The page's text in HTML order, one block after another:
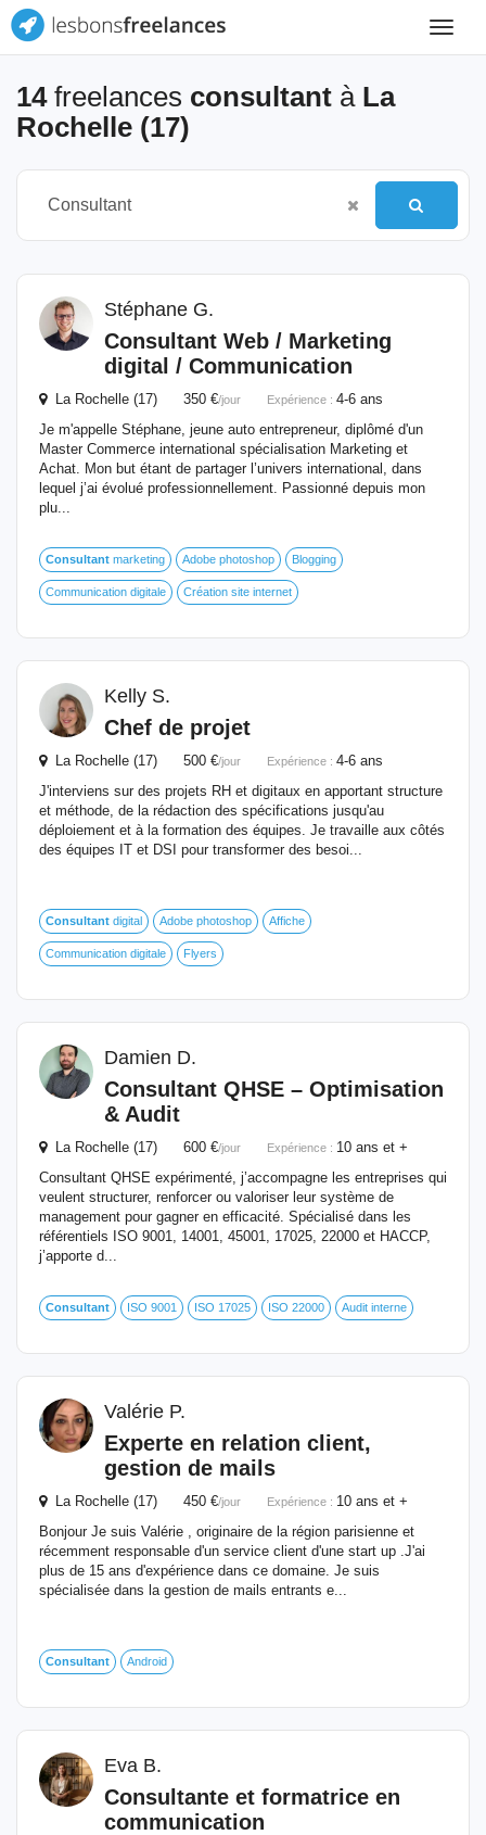
Toggle
14freelances consultant à La
Rochelle (17)
Stéphane G.
Consultant Web / Marketing
digital / Communication
La Rochelle (17) 350 €/jour Expérience : 4-6 ans
Je m'appelle Stéphane, jeune auto entrepreneur, diplômé d'un
Master Commerce international spécialisation Marketing et
Achat. Mon but étant de partager l’univers international, dans
lequel j’ai évolué professionnellement. Passionné depuis mon
plu...
Consultant marketing Adobe photoshop Blogging
Communication digitale Création site internet
Kelly S.
Chef de projet
La Rochelle (17) 500 €/jour Expérience : 4-6 ans
J'interviens sur des projets RH et digitaux en apportant structure
et méthode, de la rédaction des spécifications jusqu'au
déploiement et à la formation des équipes. Je travaille aux côtés
des équipes IT et DSI pour transformer des besoi...
Consultant digital Adobe photoshop Affiche
Communication digitale Flyers
Damien D.
Consultant QHSE – Optimisation
& Audit
La Rochelle (17) 600 €/jour Expérience : 10 ans et +
Consultant QHSE expérimenté, j’accompagne les entreprises qui
veulent structurer, renforcer ou valoriser leur système de
management pour gagner en efficacité. Spécialisé dans les
référentiels ISO 9001, 14001, 45001, 17025, 22000 et HACCP,
j’apporte d...
Consultant ISO 9001 ISO 17025 ISO 22000 Audit interne
Valérie P.
Experte en relation client,
gestion de mails
La Rochelle (17) 450 €/jour Expérience : 10 ans et +
Bonjour Je suis Valérie , originaire de la région parisienne et
récemment responsable d'un service client d'une start up .J'ai
plus de 15 ans d'expérience dans ce domaine. Je suis
spécialisée dans la gestion de mails entrants e...
Consultant Android
Eva B.
Consultante et formatrice en
communication